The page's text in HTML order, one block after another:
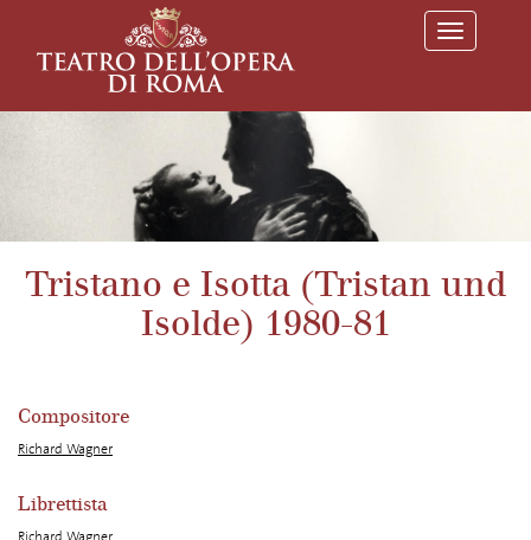
T
o
l
i
Tristano e Isotta (Tristan und
Isolde) 1980-81
Compositore
Richard Wagner
Librettista